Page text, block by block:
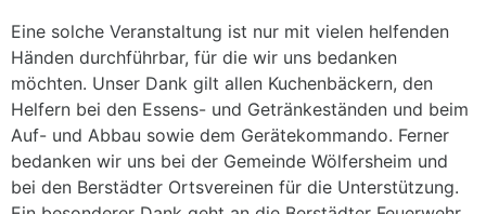
Eine solche Veranstaltung ist nur mit vielen helfenden
Händen durchführbar, für die wir uns bedanken
möchten. Unser Dank gilt allen Kuchenbäckern, den
Helfern bei den Essens- und Getränkeständen und beim
Auf- und Abbau sowie dem Gerätekommando. Ferner
bedanken wir uns bei der Gemeinde Wölfersheim und
bei den Berstädter Ortsvereinen für die Unterstützung.